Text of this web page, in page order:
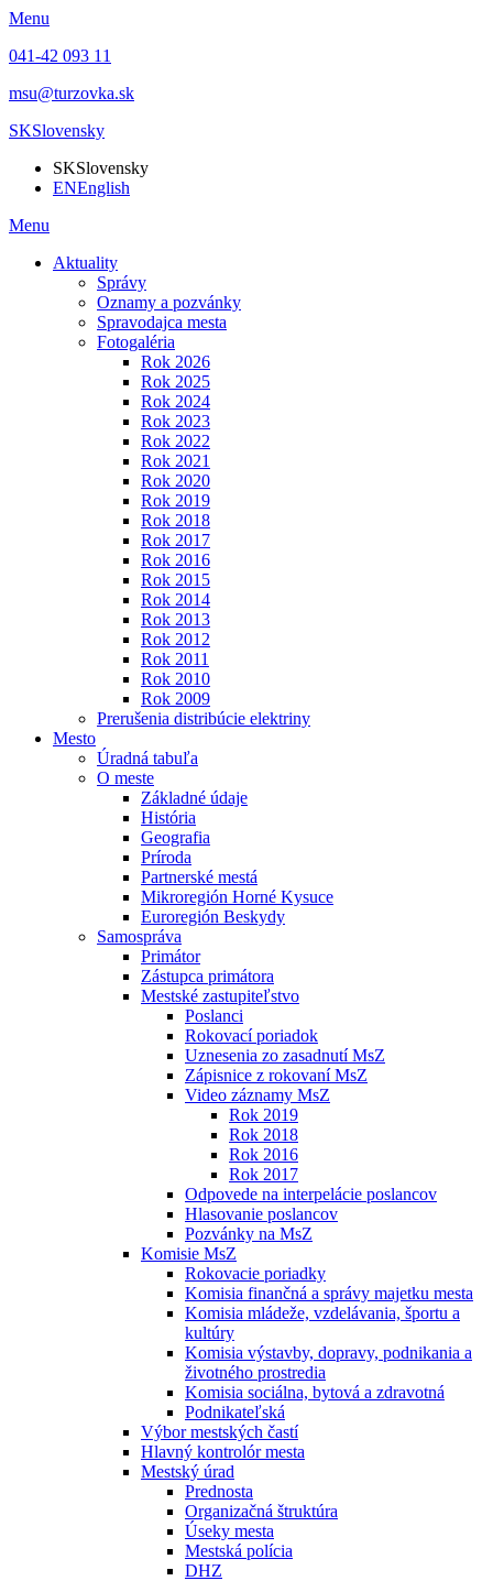
Menu
041-42 093 11
msu@turzovka.sk
SKSlovensky
SKSlovensky
ENEnglish
Menu
Aktuality
Správy
Oznamy a pozvánky
Spravodajca mesta
Fotogaléria
Rok 2026
Rok 2025
Rok 2024
Rok 2023
Rok 2022
Rok 2021
Rok 2020
Rok 2019
Rok 2018
Rok 2017
Rok 2016
Rok 2015
Rok 2014
Rok 2013
Rok 2012
Rok 2011
Rok 2010
Rok 2009
Prerušenia distribúcie elektriny
Mesto
Úradná tabuľa
O meste
Základné údaje
História
Geografia
Príroda
Partnerské mestá
Mikroregión Horné Kysuce
Euroregión Beskydy
Samospráva
Primátor
Zástupca primátora
Mestské zastupiteľstvo
Poslanci
Rokovací poriadok
Uznesenia zo zasadnutí MsZ
Zápisnice z rokovaní MsZ
Video záznamy MsZ
Rok 2019
Rok 2018
Rok 2016
Rok 2017
Odpovede na interpelácie poslancov
Hlasovanie poslancov
Pozvánky na MsZ
Komisie MsZ
Rokovacie poriadky
Komisia finančná a správy majetku mesta
Komisia mládeže, vzdelávania, športu a
kultúry
Komisia výstavby, dopravy, podnikania a
životného prostredia
Komisia sociálna, bytová a zdravotná
Podnikateľská
Výbor mestských častí
Hlavný kontrolór mesta
Mestský úrad
Prednosta
Organizačná štruktúra
Úseky mesta
Mestská polícia
DHZ